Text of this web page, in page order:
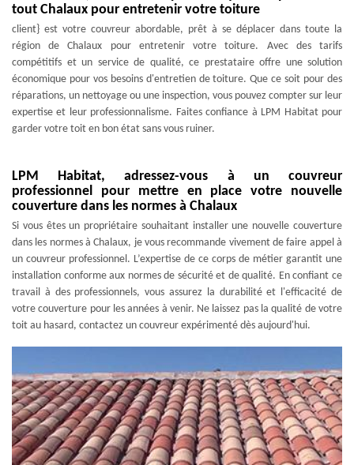
tout Chalaux pour entretenir votre toiture
client} est votre couvreur abordable, prêt à se déplacer dans toute la
région de Chalaux pour entretenir votre toiture. Avec des tarifs
compétitifs et un service de qualité, ce prestataire offre une solution
économique pour vos besoins d'entretien de toiture. Que ce soit pour des
réparations, un nettoyage ou une inspection, vous pouvez compter sur leur
expertise et leur professionnalisme. Faites confiance à LPM Habitat pour
garder votre toit en bon état sans vous ruiner.
LPM Habitat, adressez-vous à un couvreur
professionnel pour mettre en place votre nouvelle
couverture dans les normes à Chalaux
Si vous êtes un propriétaire souhaitant installer une nouvelle couverture
dans les normes à Chalaux, je vous recommande vivement de faire appel à
un couvreur professionnel. L’expertise de ce corps de métier garantit une
installation conforme aux normes de sécurité et de qualité. En confiant ce
travail à des professionnels, vous assurez la durabilité et l'efficacité de
votre couverture pour les années à venir. Ne laissez pas la qualité de votre
toit au hasard, contactez un couvreur expérimenté dès aujourd'hui.